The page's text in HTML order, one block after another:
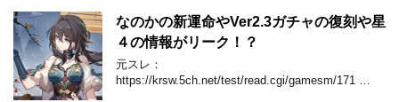
なのかの新運命やVer2.3ガチャの復刻や星
４の情報がリーク！？
元スレ：
https://krsw.5ch.net/test/read.cgi/gamesm/171 …